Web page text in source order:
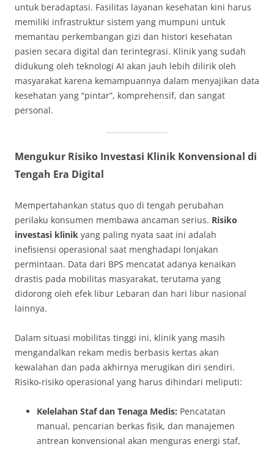
untuk beradaptasi. Fasilitas layanan kesehatan kini harus
memiliki infrastruktur sistem yang mumpuni untuk
memantau perkembangan gizi dan histori kesehatan
pasien secara digital dan terintegrasi. Klinik yang sudah
didukung oleh teknologi AI akan jauh lebih dilirik oleh
masyarakat karena kemampuannya dalam menyajikan data
kesehatan yang “pintar”, komprehensif, dan sangat
personal.
Mengukur Risiko Investasi Klinik Konvensional di
Tengah Era Digital
Mempertahankan status quo di tengah perubahan
perilaku konsumen membawa ancaman serius. Risiko
investasi klinik yang paling nyata saat ini adalah
inefisiensi operasional saat menghadapi lonjakan
permintaan. Data dari BPS mencatat adanya kenaikan
drastis pada mobilitas masyarakat, terutama yang
didorong oleh efek libur Lebaran dan hari libur nasional
lainnya.
Dalam situasi mobilitas tinggi ini, klinik yang masih
mengandalkan rekam medis berbasis kertas akan
kewalahan dan pada akhirnya merugikan diri sendiri.
Risiko-risiko operasional yang harus dihindari meliputi:
Kelelahan Staf dan Tenaga Medis: Pencatatan
manual, pencarian berkas fisik, dan manajemen
antrean konvensional akan menguras energi staf,